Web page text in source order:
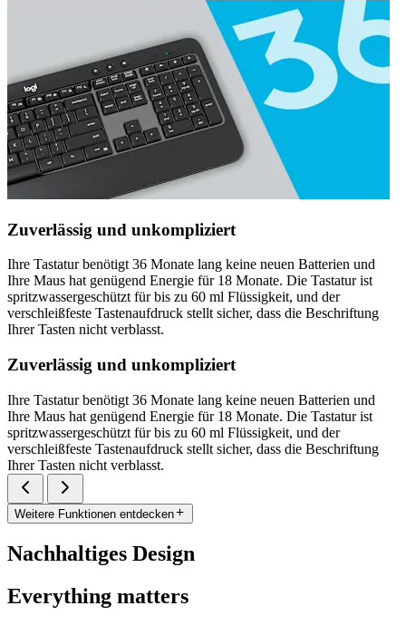
Zuverlässig und unkompliziert
Ihre Tastatur benötigt 36 Monate lang keine neuen Batterien und
Ihre Maus hat genügend Energie für 18 Monate. Die Tastatur ist
spritzwassergeschützt für bis zu 60 ml Flüssigkeit, und der
verschleißfeste Tastenaufdruck stellt sicher, dass die Beschriftung
Ihrer Tasten nicht verblasst.
Zuverlässig und unkompliziert
Ihre Tastatur benötigt 36 Monate lang keine neuen Batterien und
Ihre Maus hat genügend Energie für 18 Monate. Die Tastatur ist
spritzwassergeschützt für bis zu 60 ml Flüssigkeit, und der
verschleißfeste Tastenaufdruck stellt sicher, dass die Beschriftung
Ihrer Tasten nicht verblasst.
Weitere Funktionen entdecken
Nachhaltiges Design
Everything matters